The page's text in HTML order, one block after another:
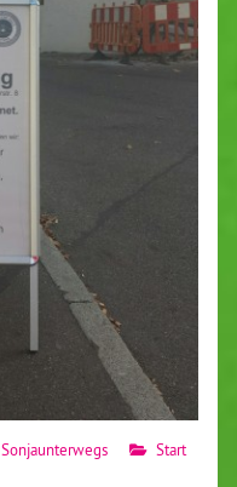
Sonjaunterwegs
Start